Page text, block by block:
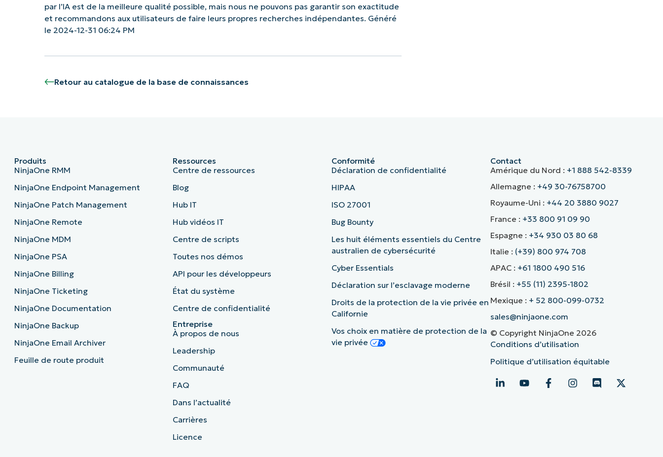
par l’IA est de la meilleure qualité possible, mais nous ne pouvons pas garantir son exactitude
et recommandons aux utilisateurs de faire leurs propres recherches indépendantes. Généré
le 2024-12-31 06:24 PM
Retour au catalogue de la base de connaissances
Produits
NinjaOne RMM
NinjaOne Endpoint Management
NinjaOne Patch Management
NinjaOne Remote
NinjaOne MDM
NinjaOne PSA
NinjaOne Billing
NinjaOne Ticketing
NinjaOne Documentation
NinjaOne Backup
NinjaOne Email Archiver
Feuille de route produit
Ressources
Centre de ressources
Blog
Hub IT
Hub vidéos IT
Centre de scripts
Toutes nos démos
API pour les développeurs
État du système
Centre de confidentialité
Entreprise
À propos de nous
Leadership
Communauté
FAQ
Dans l’actualité
Carrières
Licence
Conformité
Déclaration de confidentialité
HIPAA
ISO 27001
Bug Bounty
Les huit éléments essentiels du Centre
australien de cybersécurité
Cyber Essentials
Déclaration sur l’esclavage moderne
Droits de la protection de la vie privée en
Californie
Vos choix en matière de protection de la
vie privée
Contact
Amérique du Nord : +1 888 542-8339
Allemagne : +49 30-76758700
Royaume-Uni : +44 20 3880 9027
France : +33 800 91 09 90
Espagne : +34 930 03 80 68
Italie : (+39) 800 974 708
APAC : +61 1800 490 516
Brésil : +55 (11) 2395-1802
Mexique : + 52 800-099-0732
sales@ninjaone.com
© Copyright NinjaOne 2026
Conditions d’utilisation
Politique d’utilisation équitable